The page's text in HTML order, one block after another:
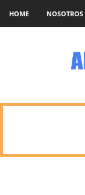
HOME NOSOTROS